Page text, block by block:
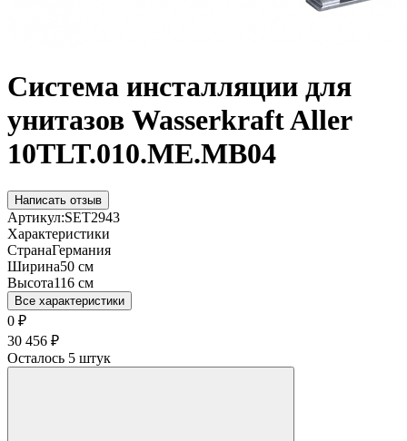
Система инсталляции для
унитазов Wasserkraft Aller
10TLT.010.ME.MB04
Написать отзыв
Артикул:SET2943
Характеристики
СтранаГермания
Ширина50 см
Высота116 см
Все характеристики
0 ₽
30 456 ₽
Осталось 5 штук